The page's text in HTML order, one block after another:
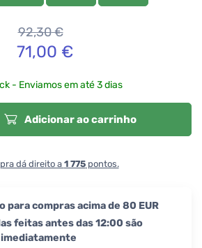
92,30€
71,00 €
- Enviamos em até 3 dias
Adicionar ao carrinho
dá direito a 1 775pontos.
para compras acima de 80 EUR
feitas antes das 12:00 são